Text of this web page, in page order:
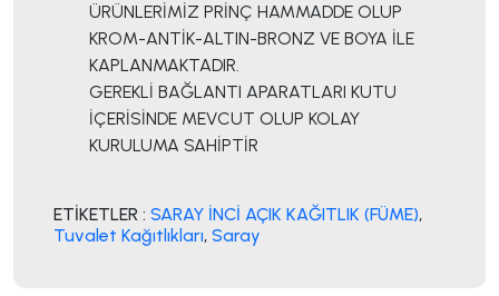
ÜRÜNLERİMİZ PRİNÇ HAMMADDE OLUP
KROM-ANTİK-ALTIN-BRONZ VE BOYA İLE
KAPLANMAKTADIR.
GEREKLİ BAĞLANTI APARATLARI KUTU
İÇERİSİNDE MEVCUT OLUP KOLAY
KURULUMA SAHİPTİR
ETİKETLER : SARAY İNCİ AÇIK KAĞITLIK (FÜME),
Tuvalet Kağıtlıkları, Saray